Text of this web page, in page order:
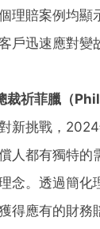
個理賠案例均
戶迅速應對變
裁祈菲臘 （
新挑戰，
人都有獨特的
念。透過簡化
得應有的財務